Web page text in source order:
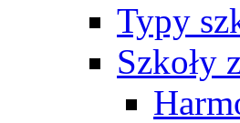
Typy
Szkoły